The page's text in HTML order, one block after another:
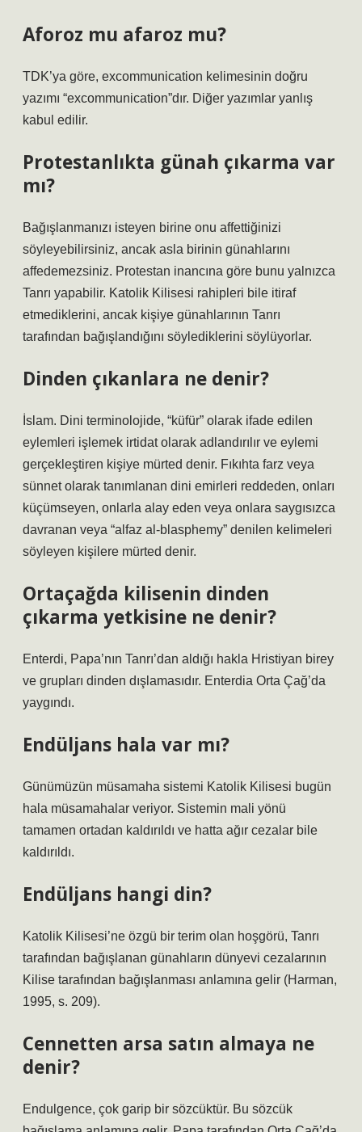
Aforoz mu afaroz mu?
TDK’ya göre, excommunication kelimesinin doğru
yazımı “excommunication”dır. Diğer yazımlar yanlış
kabul edilir.
Protestanlıkta günah çıkarma var
mı?
Bağışlanmanızı isteyen birine onu affettiğinizi
söyleyebilirsiniz, ancak asla birinin günahlarını
affedemezsiniz. Protestan inancına göre bunu yalnızca
Tanrı yapabilir. Katolik Kilisesi rahipleri bile itiraf
etmediklerini, ancak kişiye günahlarının Tanrı
tarafından bağışlandığını söylediklerini söylüyorlar.
Dinden çıkanlara ne denir?
İslam. Dini terminolojide, “küfür” olarak ifade edilen
eylemleri işlemek irtidat olarak adlandırılır ve eylemi
gerçekleştiren kişiye mürted denir. Fıkıhta farz veya
sünnet olarak tanımlanan dini emirleri reddeden, onları
küçümseyen, onlarla alay eden veya onlara saygısızca
davranan veya “alfaz al-blasphemy” denilen kelimeleri
söyleyen kişilere mürted denir.
Ortaçağda kilisenin dinden
çıkarma yetkisine ne denir?
Enterdi, Papa’nın Tanrı’dan aldığı hakla Hristiyan birey
ve grupları dinden dışlamasıdır. Enterdia Orta Çağ’da
yaygındı.
Endüljans hala var mı?
Günümüzün müsamaha sistemi Katolik Kilisesi bugün
hala müsamahalar veriyor. Sistemin mali yönü
tamamen ortadan kaldırıldı ve hatta ağır cezalar bile
kaldırıldı.
Endüljans hangi din?
Katolik Kilisesi’ne özgü bir terim olan hoşgörü, Tanrı
tarafından bağışlanan günahların dünyevi cezalarının
Kilise tarafından bağışlanması anlamına gelir (Harman,
1995, s. 209).
Cennetten arsa satın almaya ne
denir?
Endulgence, çok garip bir sözcüktür. Bu sözcük